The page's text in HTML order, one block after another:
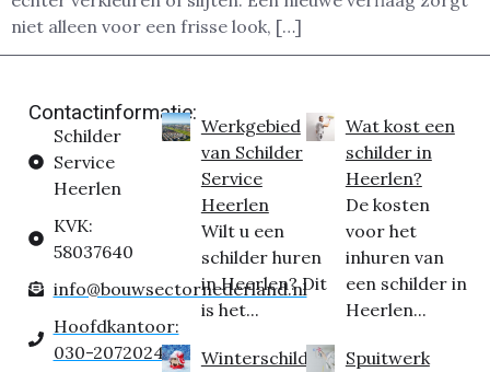
niet alleen voor een frisse look, […]
Contactinformatie:
Schilder
Service
Heerlen
KVK:
58037640
info@bouwsectornederland.nl
Hoofdkantoor:
030-2072024
Werkgebied
van Schilder
Service
Heerlen
Wilt u een
schilder huren
in Heerlen? Dit
is het...
Winterschilder
Wat kost een
schilder in
Heerlen?
De kosten
voor het
inhuren van
een schilder in
Heerlen...
Spuitwerk